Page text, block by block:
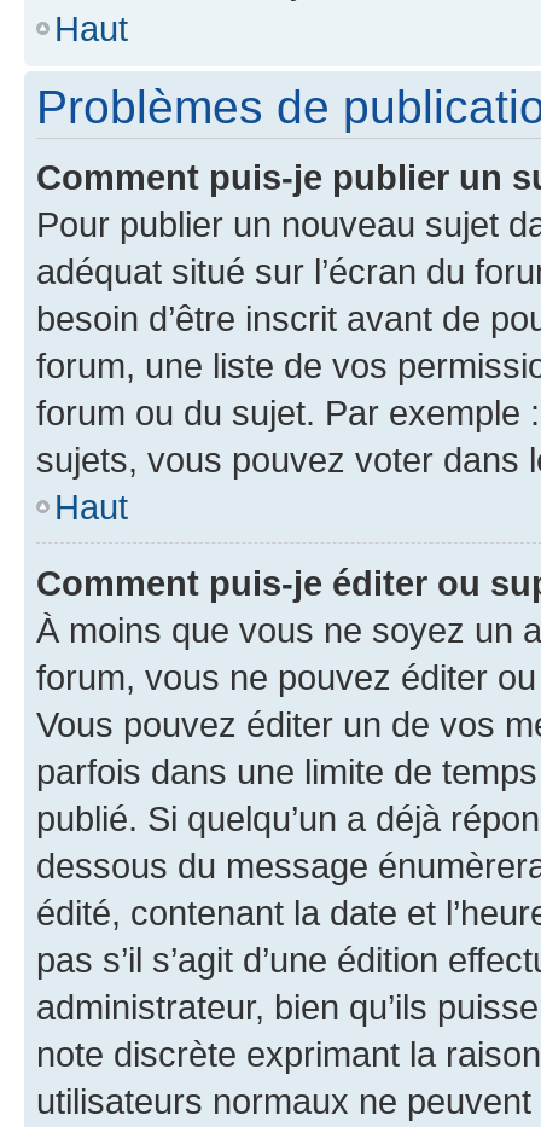
Haut
Problèmes de
Comment puis-je publier un
Pour publier un nouveau sujet
adéquat situé sur l’écran du
besoin d’être inscrit avant de
forum, une liste de vos
forum ou du sujet. Par exemple
sujets, vous pouvez voter dans
Haut
Comment puis-je éditer ou
À moins que vous ne soyez un
forum, vous ne pouvez éditer
Vous pouvez éditer un de vos
parfois dans une limite de
publié. Si quelqu’un a déjà
dessous du message
édité, contenant la date et
pas s’il s’agit d’une édition
administrateur, bien qu’ils
note discrète exprimant la
utilisateurs normaux ne